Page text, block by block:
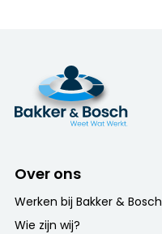
Over ons
Werken bij Bakker & Bosch
Wie zijn wij?